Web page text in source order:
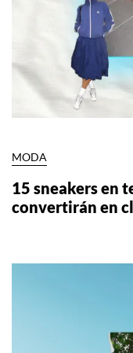
MODA
15 sneakers en
convertirán en